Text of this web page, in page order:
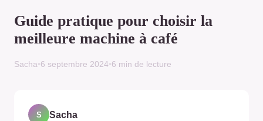
Guide pratique pour choisir la
meilleure machine à café
Sacha•6 septembre 2024•6 min de lecture
S Sacha